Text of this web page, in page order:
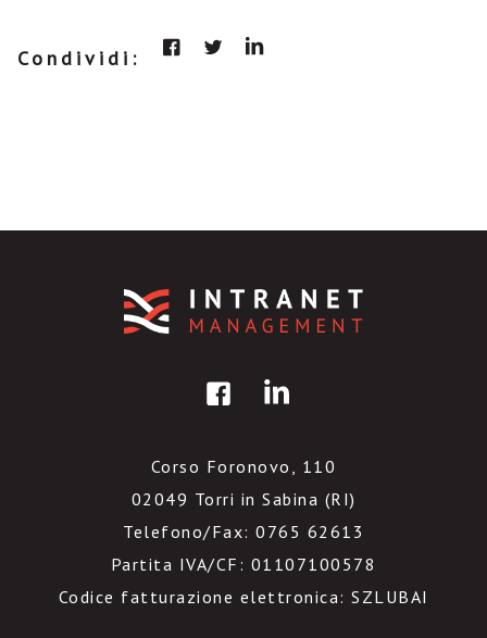
Condividi:
Corso Foronovo, 110
02049 Torri in Sabina (RI)
Telefono/Fax: 0765 62613
Partita IVA/CF: 01107100578
Codice fatturazione elettronica: SZLUBAI